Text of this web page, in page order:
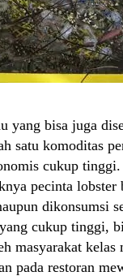
yang bisa juga
satu komoditas
cukup
pecinta lobster
dikonsumsi
cukup tinggi,
masyarakat kelas
pada restoran